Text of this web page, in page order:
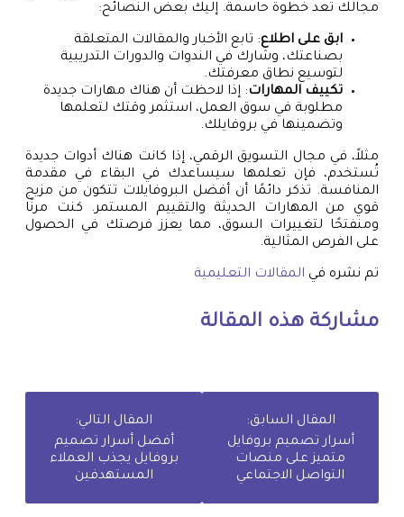
مجالك تعد خطوة حاسمة. إليك بعض النصائح:
ابق على اطلاع: تابع الأخبار والمقالات المتعلقة
بصناعتك، وشارك في الندوات والدورات التدريبية
لتوسيع نطاق معرفتك.
تكييف المهارات: إذا لاحظت أن هناك مهارات جديدة
مطلوبة في سوق العمل، استثمر وقتك لتعلمها
وتضمينها في بروفايلك.
مثلاً، في مجال التسويق الرقمي، إذا كانت هناك أدوات جديدة
تُستخدم، فإن تعلمها سيساعدك في البقاء في مقدمة
المنافسة. تذكر دائمًا أن أفضل البروفايلات تتكون من مزيج
قوي من المهارات الحديثة والتقييم المستمر. كنت مرنًا
ومنفتحًا لتغييرات السوق، مما يعزز فرصتك في الحصول
على الفرص المثالية.
تم نشره في المقالات التعليمية
مشاركة هذه المقالة
المقال السابق:
أسرار تصميم بروفايل
متميز على منصات
التواصل الاجتماعي
المقال التالي:
أفضل أسرار تصميم
بروفايل يجذب العملاء
المستهدفين